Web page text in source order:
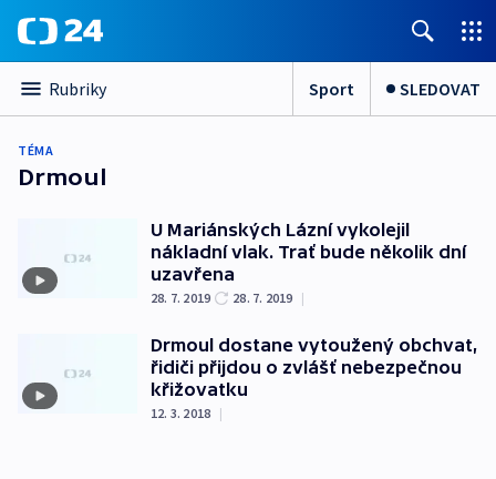
Rubriky Sport SLEDOVAT
TÉMA
Drmoul
U Mariánských Lázní vykolejil
nákladní vlak. Trať bude několik dní
uzavřena
28. 7. 2019 28. 7. 2019 |
Drmoul dostane vytoužený obchvat,
řidiči přijdou o zvlášť nebezpečnou
křižovatku
12. 3. 2018 |